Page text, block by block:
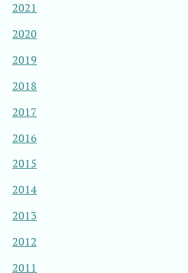
2021
2020
2019
2018
2017
2016
2015
2014
2013
2012
2011